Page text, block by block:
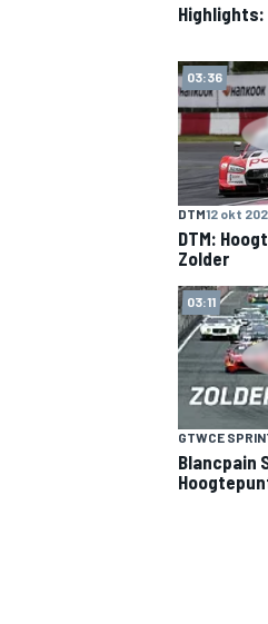
INDYCAR
Highlights:
03:36
DTM12 okt
DTM:
Zolder
03:11
GTWCE
Blancpain